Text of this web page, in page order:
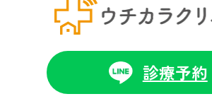
診療予約